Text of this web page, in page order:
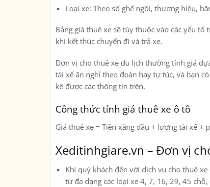
Loại xe: Theo số ghế ngồi, thương hiệu,
Bảng giá thuê xe sẽ tùy thuộc vào các yếu
khi kết thúc chuyến đi và trả xe.
Đơn vị cho thuê xe du lịch thường tính giá
tài xế ăn nghỉ theo đoàn hay tự túc, và bạn
kê được các thông tin trên.
Công thức tính giá thuê xe ô tô
Giá thuê xe = Tiền xăng dầu + lương tài xế
Xeditinhgiare.vn – Đơn vị
Khi quý khách đến với dịch vụ cho thuê xe
từ đa dạng các loại xe 4, 7, 16, 29, 45